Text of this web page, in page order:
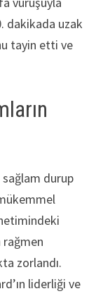
dakikada uzak
tayin etti ve
sağlam durup
rağmen
zorlandı.
liderliği ve